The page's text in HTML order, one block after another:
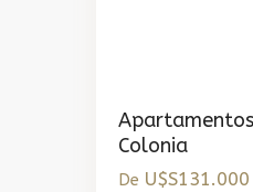
Colonia
De U$S131.000